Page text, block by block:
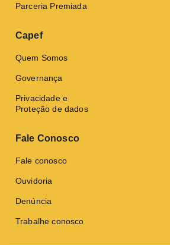
Parceria Premiada
Capef
Quem Somos
Governança
Privacidade e
Proteção de dados
Fale Conosco
Fale conosco
Ouvidoria
Denúncia
Trabalhe conosco